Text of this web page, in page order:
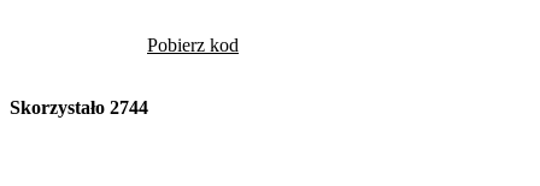
Pobierz kod
Skorzystało 2744